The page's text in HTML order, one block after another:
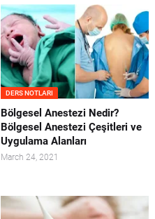
DERS NOTLARI
Bölgesel Anestezi Nedir?
Bölgesel Anestezi Çeşitleri ve
Uygulama Alanları
March 24, 2021